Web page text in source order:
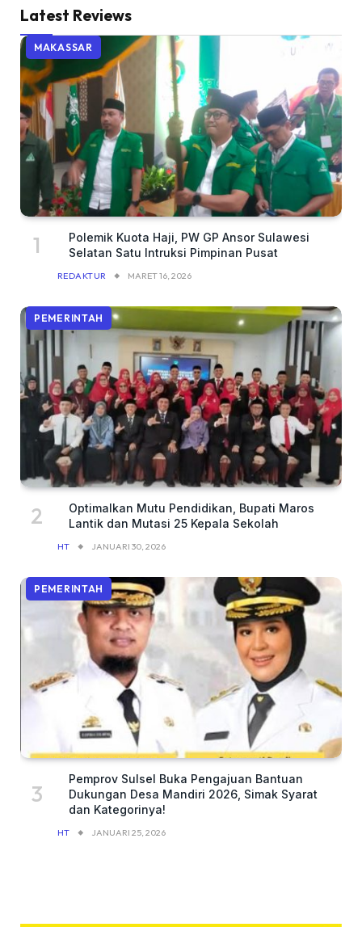
Latest Reviews
MAKASSAR
Polemik Kuota Haji, PW GP Ansor Sulawesi
Selatan Satu Intruksi Pimpinan Pusat
REDAKTUR MARET 16, 2026
PEMERINTAH
Optimalkan Mutu Pendidikan, Bupati Maros
Lantik dan Mutasi 25 Kepala Sekolah
HT JANUARI 30, 2026
PEMERINTAH
Pemprov Sulsel Buka Pengajuan Bantuan
Dukungan Desa Mandiri 2026, Simak Syarat
dan Kategorinya!
HT JANUARI 25, 2026